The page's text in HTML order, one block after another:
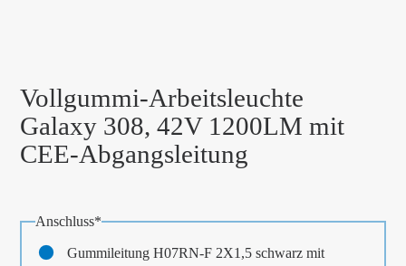
Vollgummi-Arbeitsleuchte
Galaxy 308, 42V 1200LM mit
CEE-Abgangsleitung
Pflichtfeld
Anschluss*
Gummileitung H07RN-F 2X1,5 schwarz mit